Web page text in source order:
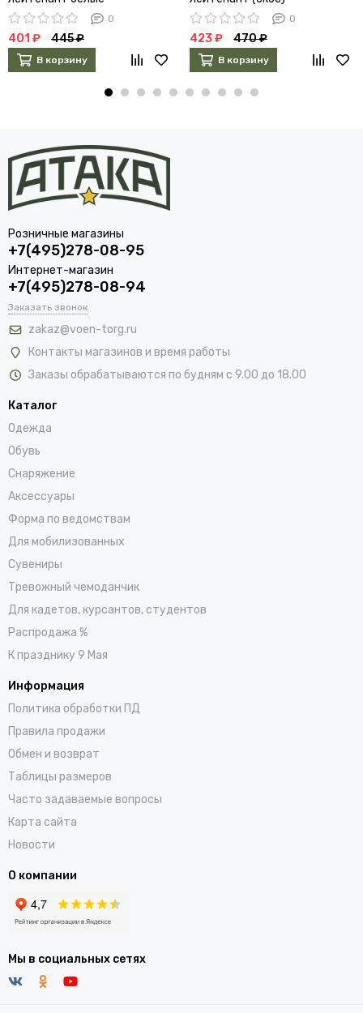
0
401 ₽ 445 ₽
В корзину
0
423 ₽ 470 ₽
В корзину
Розничные магазины
+7(495)278-08-95
Интернет-магазин
+7(495)278-08-94
Заказать звонок
zakaz@voen-torg.ru
Контакты магазинов и время работы
Заказы обрабатываются по будням с 9.00 до 18.00
Каталог
Одежда
Обувь
Снаряжение
Аксессуары
Форма по ведомствам
Для мобилизованных
Сувениры
Тревожный чемоданчик
Для кадетов, курсантов, студентов
Распродажа %
К празднику 9 Мая
Информация
Политика обработки ПД
Правила продажи
Обмен и возврат
Таблицы размеров
Часто задаваемые вопросы
Карта сайта
Новости
О компании
Мы в социальных сетях